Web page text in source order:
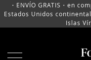
・ENVÍO GRATIS・en
Estados Unidos
Islas